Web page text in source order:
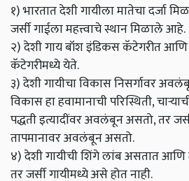
१) भारतात देशी गायीला मातेचा दर्जा
जर्सी गाईला महत्त्वाचे स्थान मिळाले आहे.
२) देशी गाय बॉश इंडिकस कॅटेगरीत आणि
कॅटेगरीमध्ये येते.
३) देशी गायीचा विकास निसर्गावर
विकास हा हवामानाची परिस्थिती,
पद्धती इत्यादींवर अवलंबून असतो, तर
तापमानावर अवलंबून असतो.
४) देशी गायीची शिंगे लांब असतात
तर जर्सी गायीमध्ये असे होत नाही.